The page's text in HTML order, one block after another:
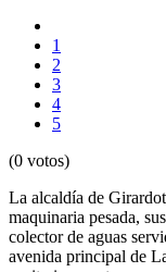
1
2
3
4
5
(0 votos)
La alcaldía de
maquinaria pesada,
colector de aguas
avenida principal de